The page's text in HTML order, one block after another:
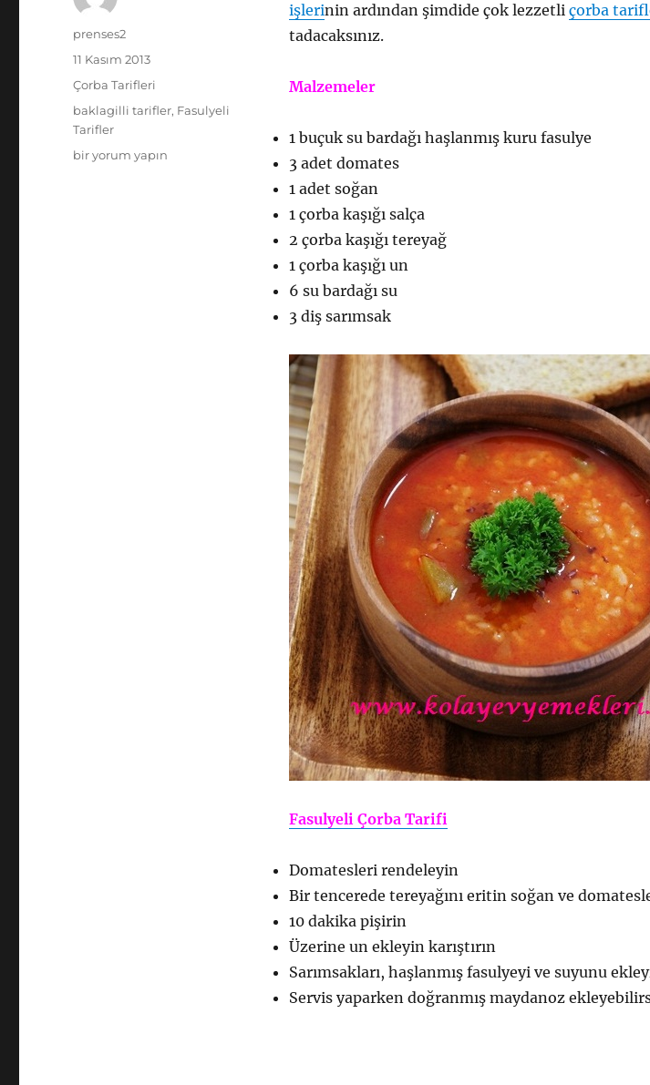
işlerinin ardından şimdide çok lezzetli çorba
tadacaksınız.
Malzemeler
1 buçuk su bardağı haşlanmış kuru fasulye
3 adet domates
1 adet soğan
1 çorba kaşığı salça
2 çorba kaşığı tereyağ
1 çorba kaşığı un
6 su bardağı su
3 diş sarımsak
Fasulyeli Çorba Tarifi
Domatesleri rendeleyin
Bir tencerede tereyağını eritin soğan ve
10 dakika pişirin
Üzerine un ekleyin karıştırın
Sarımsakları, haşlanmış fasulyeyi ve suyunu
Servis yaparken doğranmış maydanoz
Yazar
prenses2
Yayın
tarihi
11 Kasım 2013
Kategoriler
Çorba Tarifleri
Etiketler
baklagilli tarifler, Fasulyeli
Tarifler
Fasulyeli
bir yorum yapın